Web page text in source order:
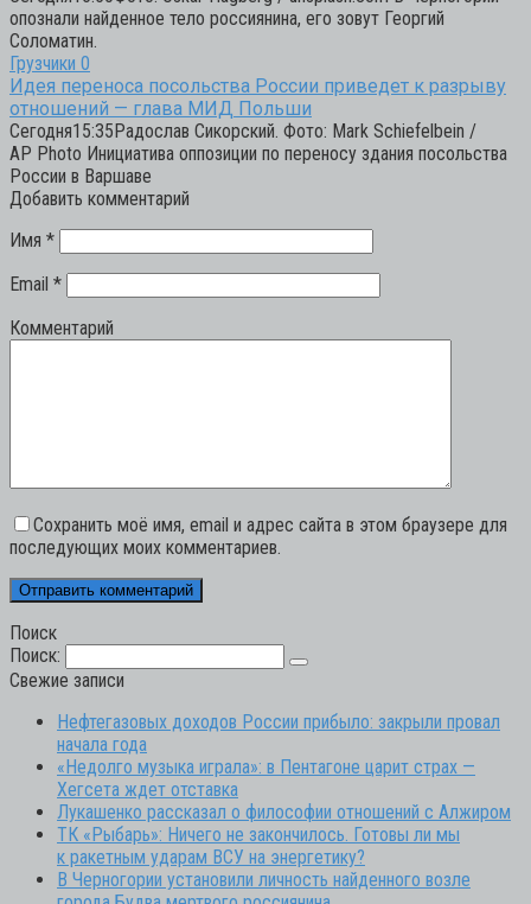
опознали найденное тело россиянина, его зовут Георгий
Соломатин.
Грузчики 0
Идея переноса посольства России приведет к разрыву
отношений — глава МИД Польши
Сегодня15:35Радослав Сикорский. Фото: Mark Schiefelbein /
AP Photo Инициатива оппозиции по переносу здания посольства
России в Варшаве
Добавить комментарий
Имя *
Email *
Комментарий
Сохранить моё имя, email и адрес сайта в этом браузере для
последующих моих комментариев.
Поиск
Поиск:
Свежие записи
Нефтегазовых доходов России прибыло: закрыли провал
начала года
«Недолго музыка играла»: в Пентагоне царит страх —
Хегсета ждет отставка
Лукашенко рассказал о философии отношений с Алжиром
ТК «Рыбарь»: Ничего не закончилось. Готовы ли мы
к ракетным ударам ВСУ на энергетику?
В Черногории установили личность найденного возле